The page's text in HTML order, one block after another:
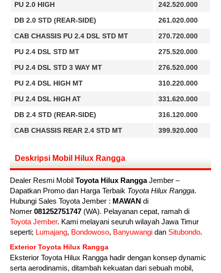
PU 2.0 HIGH
242.520.000
DB 2.0 STD (REAR-SIDE)
261.020.000
CAB CHASSIS PU 2.4 DSL STD MT
270.720.000
PU 2.4 DSL STD MT
275.520.000
PU 2.4 DSL STD 3 WAY MT
276.520.000
PU 2.4 DSL HIGH MT
310.220.000
PU 2.4 DSL HIGH AT
331.620.000
DB 2.4 STD (REAR-SIDE)
316.120.000
CAB CHASSIS REAR 2.4 STD MT
399.920.000
Deskripsi Mobil Hilux Rangga
Dealer Resmi Mobil Toyota Hilux RanggaJember –
Dapatkan Promo dan Harga Terbaik Toyota Hilux Rangga.
Hubungi Sales Toyota Jember : MAWAN di
Nomer 081252751747 (WA). Pelayanan cepat, ramah di
Toyota Jember. Kami melayani seuruh wilayah Jawa Timur
seperti; Lumajang, Bondowoso, Banyuwangi dan Situbondo.
Exterior Toyota Hilux Rangga
Eksterior Toyota Hilux Rangga hadir dengan konsep dynamic
serta aerodinamis, ditambah kekuatan dari sebuah mobil,